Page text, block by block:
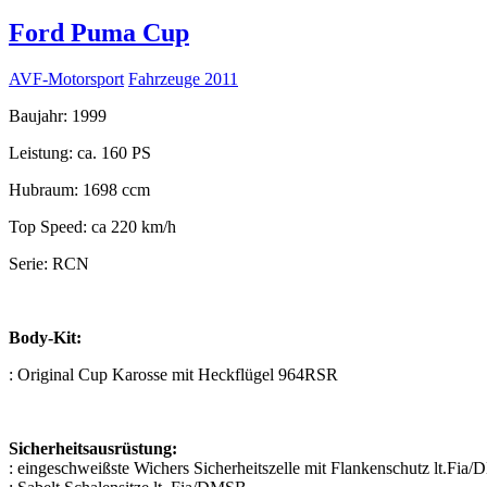
Ford Puma Cup
AVF-Motorsport Fahrzeuge 2011
Baujahr: 1999
Leistung: ca. 160 PS
Hubraum: 1698 ccm
Top Speed: ca 220 km/h
Serie: RCN
Body-Kit:
: Original Cup Karosse mit Heckflügel 964RSR
Sicherheitsausrüstung:
: eingeschweißste Wichers Sicherheitszelle mit Flankenschutz lt.Fia/